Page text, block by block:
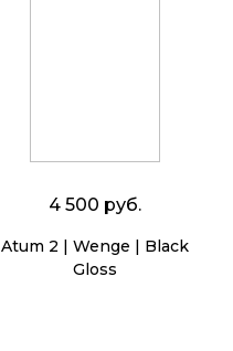
4 500 руб.
Atum 2 | Wenge | Black
Gloss